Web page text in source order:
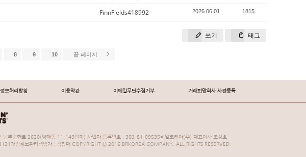
FinnFields418992 2026.06.01 1815
쓰기 태그
8 9 10 끝 페이지
보처리방침 이용약관 이메일무단수집거부 거래희망회사 사전등록
남부순환로 2620(양재동 11-149번지) 사업자 등록번호 : 303-81-09535비알코리아(주) 대표이사 조상호
개인정보관리책임자 : 김창대 COPYRIGHT Ⓒ 2016 BRKOREA COMPANY. ALL RIGHTS RESERVED.